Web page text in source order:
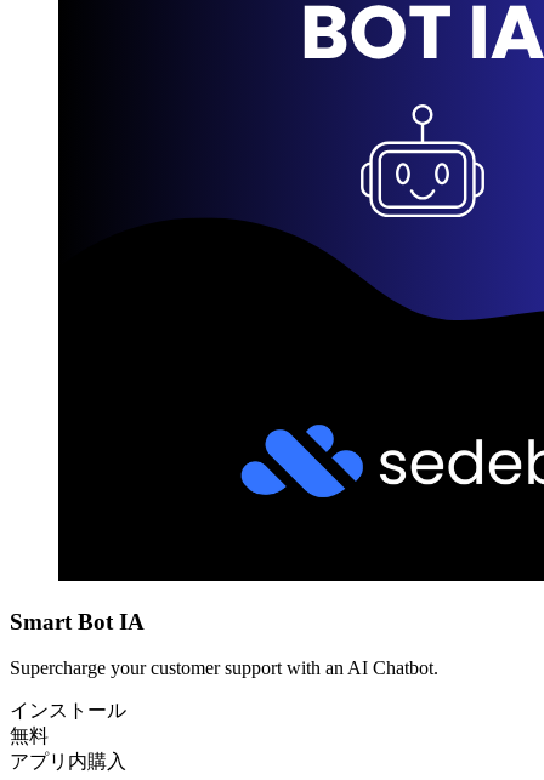
Smart Bot IA
Supercharge your customer support with an AI Chatbot.
インストール
無料
アプリ内購入